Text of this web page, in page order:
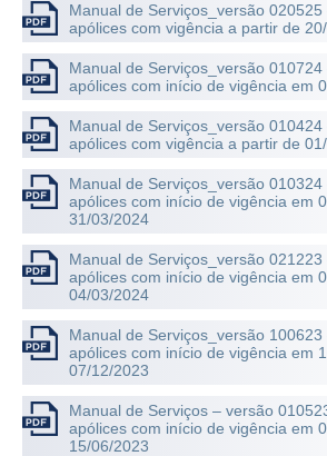
Manual de Serviços_versão
apólices com vigência a partir de
Manual de Serviços_versão
apólices com início de vigência em
Manual de Serviços_versão
apólices com vigência a partir de
Manual de Serviços_versão
apólices com início de vigência em
31/03/2024
Manual de Serviços_versão
apólices com início de vigência em
04/03/2024
Manual de Serviços_versão
apólices com início de vigência em
07/12/2023
Manual de Serviços – versão
apólices com início de vigência em
15/06/2023